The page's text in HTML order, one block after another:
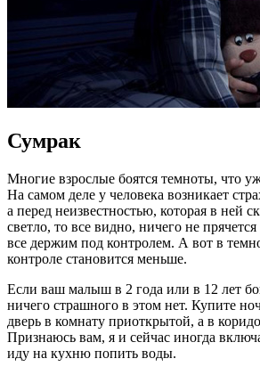
Сумрак
Многие взрослые боятся темноты, что
На самом деле у человека возникает
а перед неизвестностью, которая в ней
светло, то все видно, ничего не
все держим под контролем. А вот в
контроле становится меньше.
Если ваш малыш в 2 года или в 12 лет
ничего страшного в этом нет. Купите
дверь в комнату приоткрытой, а в
Признаюсь вам, я и сейчас иногда
иду на кухню попить воды.